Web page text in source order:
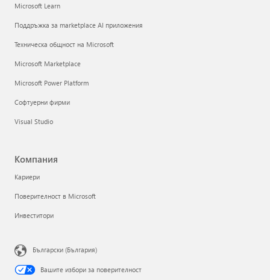
Microsoft Learn
Поддръжка за marketplace AI приложения
Техническа общност на Microsoft
Microsoft Marketplace
Microsoft Power Platform
Софтуерни фирми
Visual Studio
Компания
Кариери
Поверителност в Microsoft
Инвеститори
Български (България)
Вашите избори за поверителност